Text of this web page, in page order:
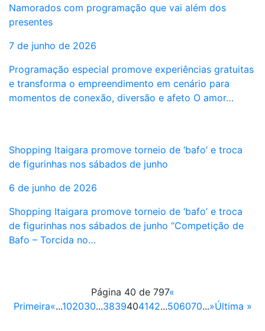
Namorados com programação que vai além dos
presentes
7 de junho de 2026
Programação especial promove experiências gratuitas
e transforma o empreendimento em cenário para
momentos de conexão, diversão e afeto O amor…
Shopping Itaigara promove torneio de ‘bafo’ e troca
de figurinhas nos sábados de junho
6 de junho de 2026
Shopping Itaigara promove torneio de ‘bafo’ e troca
de figurinhas nos sábados de junho “Competição de
Bafo – Torcida no…
Página 40 de 797«
Primeira«...102030...3839404142...506070...»Última »